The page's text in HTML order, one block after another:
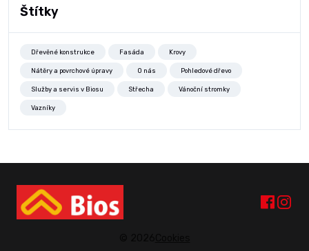
Štítky
Dřevěné konstrukce Fasáda Krovy
Nátěry a povrchové úpravy O nás Pohledové dřevo
Služby a servis v Biosu Střecha Vánoční stromky
Vazníky